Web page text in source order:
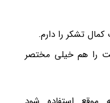
تشکر را دارم.
را هم خیلی مختصر